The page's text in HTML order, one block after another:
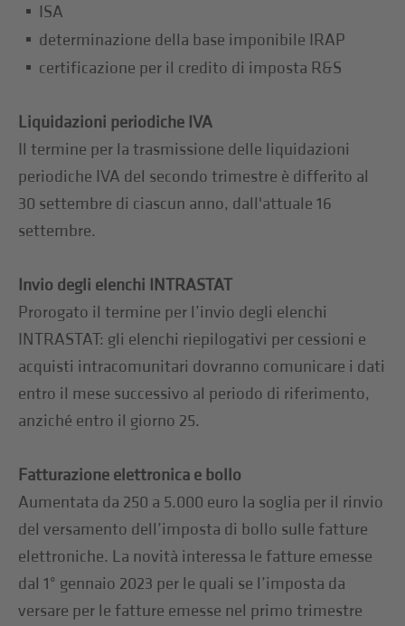
ISA
determinazione della base imponibile IRAP
certificazione per il credito di imposta R&S
Liquidazioni periodiche IVA
Il termine per la trasmissione delle liquidazioni
periodiche IVA del secondo trimestre è differito al
30 settembre di ciascun anno, dall'attuale 16
settembre.
Invio degli elenchi INTRASTAT
Prorogato il termine per l’invio degli elenchi
INTRASTAT: gli elenchi riepilogativi per cessioni e
acquisti intracomunitari dovranno comunicare i dati
entro il mese successivo al periodo di riferimento,
anziché entro il giorno 25.
Fatturazione elettronica e bollo
Aumentata da 250 a 5.000 euro la soglia per il rinvio
del versamento dell’imposta di bollo sulle fatture
elettroniche. La novità interessa le fatture emesse
dal 1° gennaio 2023 per le quali se l’imposta da
versare per le fatture emesse nel primo trimestre